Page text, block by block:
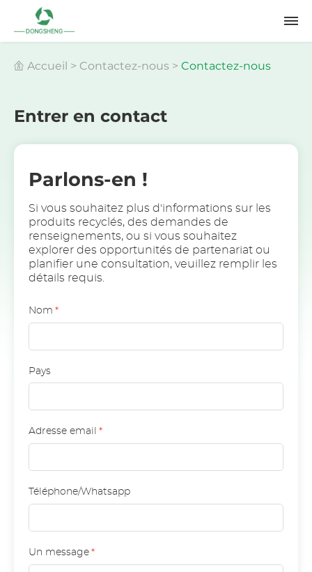
Accueil > Contactez-nous > Contactez-nous
Entrer en contact
Parlons-en !
Si vous souhaitez plus d'informations sur les
produits recyclés, des demandes de
renseignements, ou si vous souhaitez
explorer des opportunités de partenariat ou
planifier une consultation, veuillez remplir les
détails requis.
Nom *
Pays
Adresse email *
Téléphone/Whatsapp
Un message *